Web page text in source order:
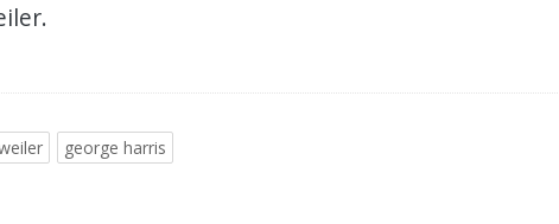
george harris